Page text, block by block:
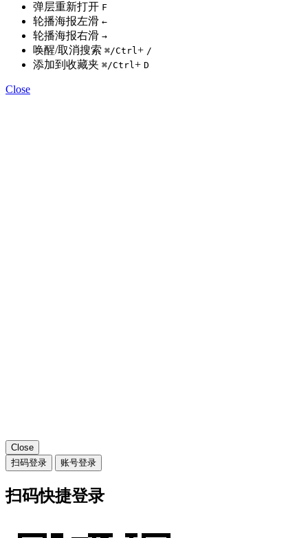
弹层重新打开 F
轮播海报左滑 ←
轮播海报右滑 →
唤醒/取消搜索 ⌘/Ctrl+ /
添加到收藏夹 ⌘/Ctrl+ D
Close
Close
扫码登录
账号登录
扫码快捷登录